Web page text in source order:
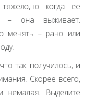
когда ее
– она выживает.
менять – рано или
так получилось, и
Скорее всего,
Выделите